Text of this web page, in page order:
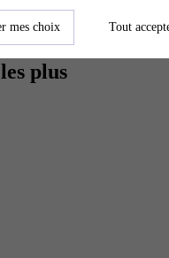
plus
mes choix Tout